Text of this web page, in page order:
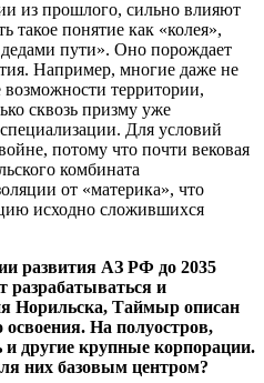
из прошлого, сильно влияют
такое понятие как «колея»,
пути». Оно порождает
Например, многие даже не
территории,
сквозь призму уже
Для условий
потому что почти вековая
комбината
от «материка», что
исходно сложившихся
развития АЗ РФ до 2035
разрабатываться и
Норильска, Таймыр описан
освоения. На полуостров,
и другие крупные корпорации.
них базовым центром?